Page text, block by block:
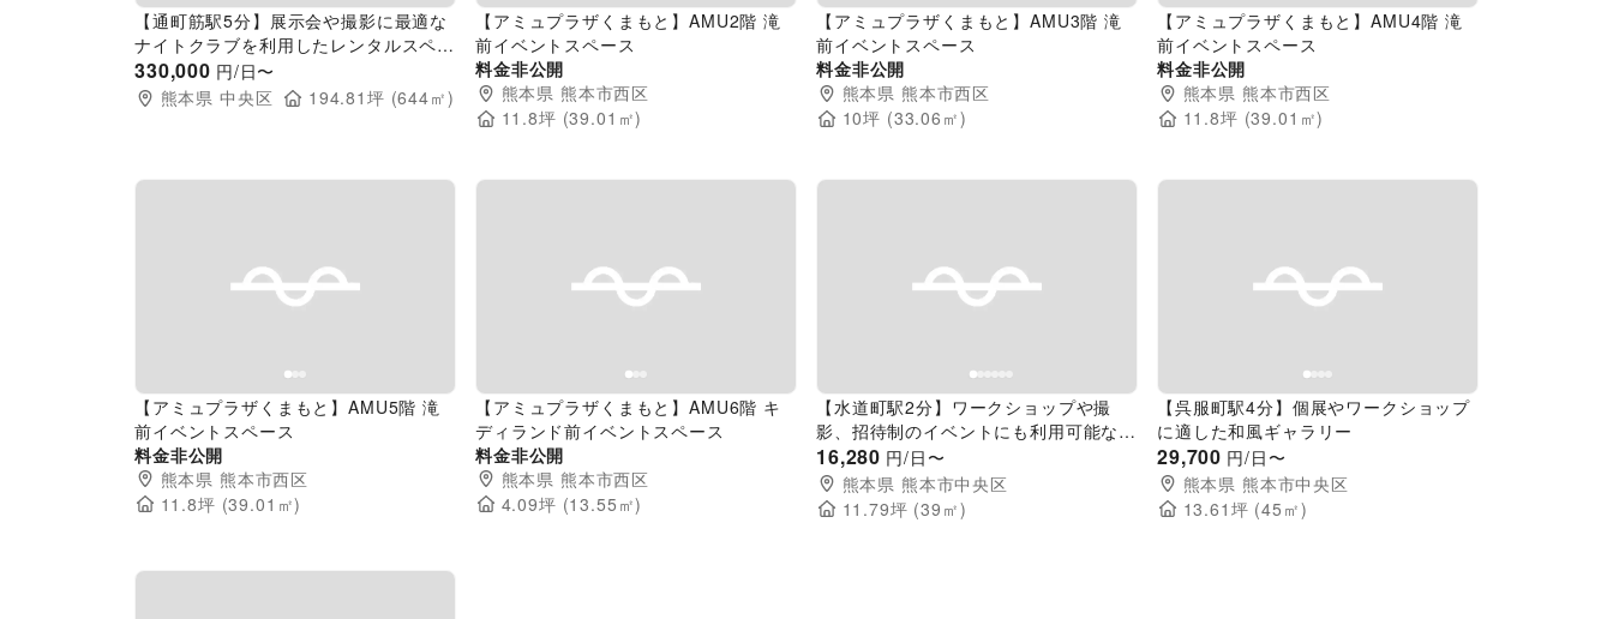
【通町筋駅5分】展示会や撮影に最適な
ナイトクラブを利用したレンタルスペー
ス
330,000 円/日〜
熊本県 中央区 194.81 坪 (644㎡)
【アミュプラザくまもと】AMU2階 滝
前イベントスペース
料金非公開
熊本県 熊本市西区
11.8坪 (39.01 ㎡)
【アミュプラザくまもと】AMU3階 滝
前イベントスペース
料金非公開
熊本県 熊本市西区
10坪 (33.06 ㎡)
【アミュプラザくまもと】AMU4階 滝
前イベントスペース
料金非公開
熊本県 熊本市西区
11.8坪 (39.01 ㎡)
Previous slide
【アミュプラザくまもと】AMU5階 滝
前イベントスペース
料金非公開
熊本県 熊本市西区
11.8坪 (39.01 ㎡)
Previous slide
【アミュプラザくまもと】AMU6階 キ
ディランド前イベントスペース
料金非公開
熊本県 熊本市西区
4.09坪 (13.55 ㎡)
Previous slide
【水道町駅2分】ワークショップや撮
影、招待制のイベントにも利用可能な熊
本ビジネス街のど真ん中にある会議室ス
ペース
16,280 円/日〜
熊本県 熊本市中央区
11.79坪 (39 ㎡)
Previous slide
【呉服町駅4分】個展やワークショップ
に適した和風ギャラリー
29,700 円/日〜
熊本県 熊本市中央区
13.61 坪 (45 ㎡)